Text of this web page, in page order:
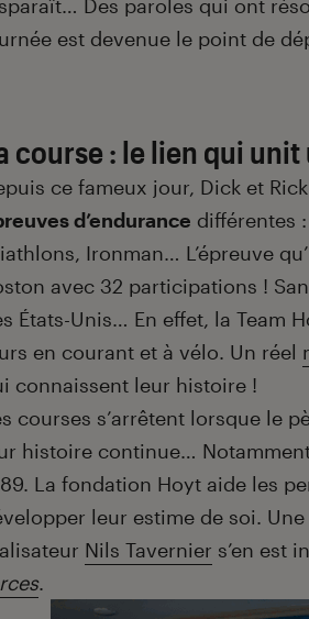
Des paroles qui ont
est devenue le point de
course : le lien qui
ce fameux jour, Dick et
d’endurance différentes
Ironman… L’épreuve
avec 32 participations !
États-Unis… En effet, la Team
en courant et à vélo. Un réel
connaissent leur histoire !
courses s’arrêtent lorsque le
histoire continue…
La fondation Hoyt aide les
leur estime de soi.
Nils Tavernier s’en est
.